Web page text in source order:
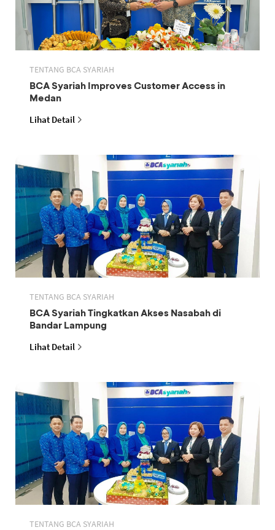
TENTANG BCA SYARIAH
BCA Syariah Improves Customer Access in
Medan
Lihat Detail
TENTANG BCA SYARIAH
BCA Syariah Tingkatkan Akses Nasabah di
Bandar Lampung
Lihat Detail
TENTANG BCA SYARIAH